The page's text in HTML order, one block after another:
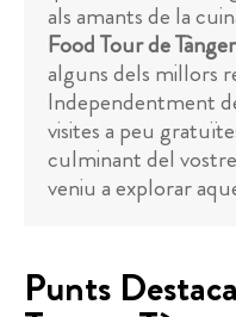
als amants de la
Food Tour de Tànger
alguns dels millors
Independentment
visites a peu
culminant del
veniu a explorar
Punts